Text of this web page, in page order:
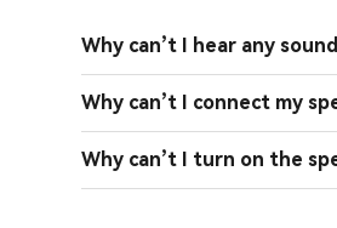
Why can’t I hear any
Why can’t I connect my
Why can’t I turn on the